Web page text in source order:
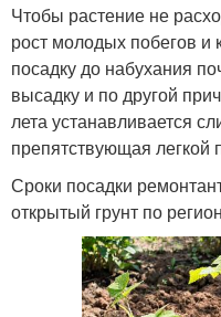
Чтобы растение не
рост молодых побегов
посадку до набухания
высадку и по другой
лета устанавливается
препятствующая легкой
Сроки посадки
открытый грунт по